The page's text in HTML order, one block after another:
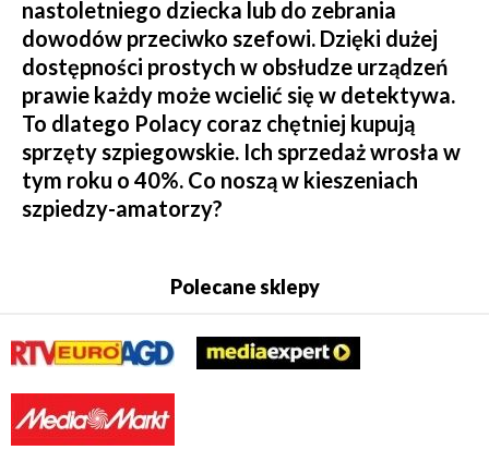
nastoletniego dziecka lub do zebrania
dowodów przeciwko szefowi. Dzięki dużej
dostępności prostych w obsłudze urządzeń
prawie każdy może wcielić się w detektywa.
To dlatego Polacy coraz chętniej kupują
sprzęty szpiegowskie. Ich sprzedaż wrosła w
tym roku o 40%. Co noszą w kieszeniach
szpiedzy-amatorzy?
Polecane sklepy